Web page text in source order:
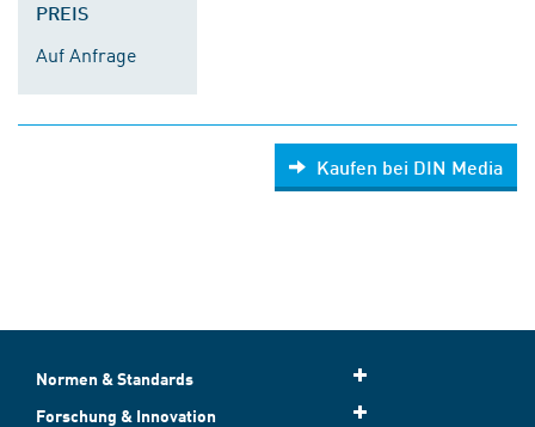
PREIS
Auf Anfrage
Kaufen bei DIN Media
Normen & Standards
Forschung & Innovation